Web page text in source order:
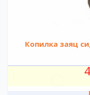
Копилка заяц